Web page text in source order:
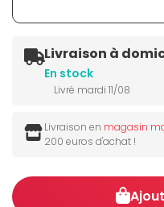
Livraison à
En stock
Livré mardi 11/08
Livraison en magasin
200 euros d'achat !